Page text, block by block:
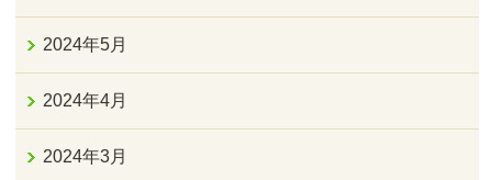
2024年5月
2024年4月
2024年3月